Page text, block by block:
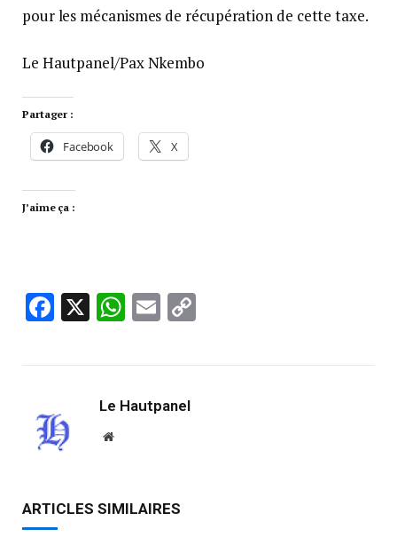
pour les mécanismes de récupération de cette taxe.
Le Hautpanel/Pax Nkembo
Partager :
Facebook X
J’aime ça :
Facebook
X WhatsApp
Email
Le Hautpanel
Website
ARTICLES SIMILAIRES